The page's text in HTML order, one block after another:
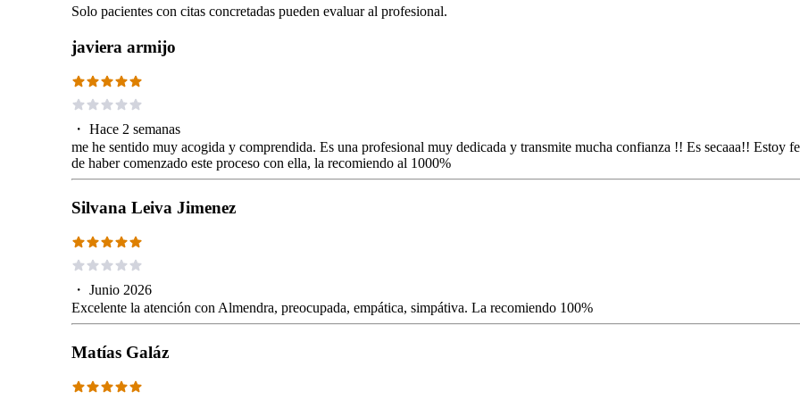
Solo pacientes con citas concretadas pueden evaluar al profesional.
javiera armijo
・ Hace 2 semanas
me he sentido muy acogida y comprendida. Es una profesional muy dedicada y transmite mucha confianza !! Es secaaa!! Estoy
de haber comenzado este proceso con ella, la recomiendo al 1000%
Silvana Leiva Jimenez
・ Junio 2026
Excelente la atención con Almendra, preocupada, empática, simpátiva. La recomiendo 100%
Matías Galáz